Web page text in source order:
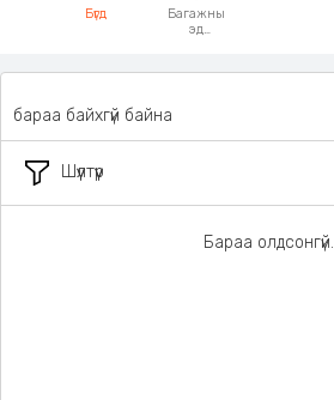
Бүгд
Багажны
эд
Шүүлтүүр
бараа байхгүй байна
Бараа олдсонгүй.